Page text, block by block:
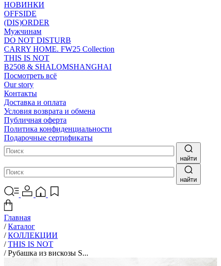
НОВИНКИ
OFFSIDE
(DIS)ORDER
Мужчинам
DO NOT DISTURB
CARRY HOME. FW25 Collection
THIS IS NOT
B2508 & SHALOMSHANGHAI
Посмотреть всё
Our story
Контакты
Доставка и оплата
Условия возврата и обмена
Публичная оферта
Политика конфиденциальности
Подарочные сертификаты
найти
найти
Главная
/ Каталог
/ КОЛЛЕКЦИИ
/ THIS IS NOT
/ Рубашка из вискозы S...